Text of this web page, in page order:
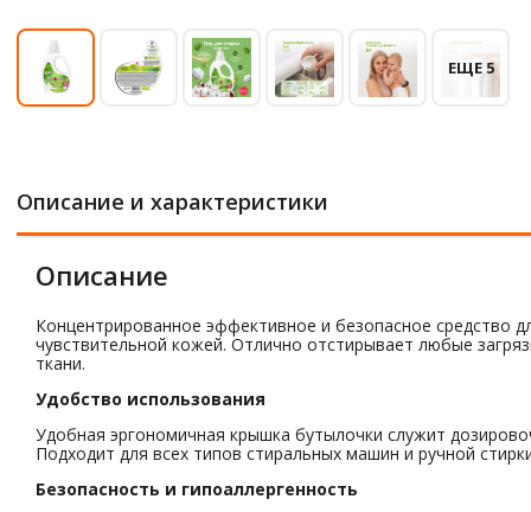
ЕЩЕ 5
Описание и характеристики
Описание
Концентрированное эффективное и безопасное средство
чувствительной кожей. Отлично отстирывает любые
ткани.
Удобство использования
Удобная эргономичная крышка бутылочки служит
Подходит для всех типов стиральных машин и ручной
Безопасность и гипоаллергенность